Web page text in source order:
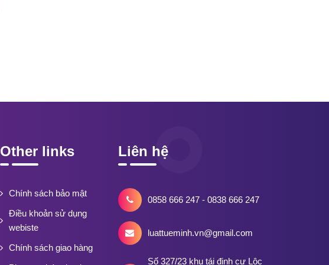
Other links
Chính sách bảo mật
Điều khoản sử dụng
webiste
Chính sách giao hàng
Liên hệ
0858 666 247 - 0838 666 247
luattueminh.vn@gmail.com
Số 327/23 khu tái định cư Lộc